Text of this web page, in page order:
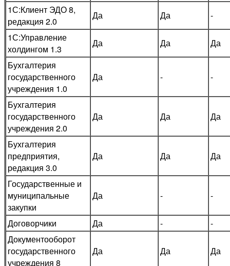
1С:Клиент ЭДО 8,
редакция 2.0
Да Да
-
1С:Управление
холдингом 1.3
Да Да
Да
Бухгалтерия
государственного
учреждения 1.0
Да - -
Бухгалтерия
государственного
учреждения 2.0
Да Да Да
Бухгалтерия
предприятия,
редакция 3.0
Да Да Да
Государственные и
муниципальные
закупки
Да - -
Договорчики Да -
-
Документооборот
государственного
учреждения 8
Да Да Да